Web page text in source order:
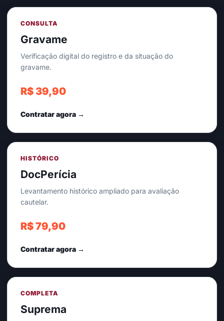
CONSULTA
Gravame
Verificação digital do registro e da situação do
gravame.
R$ 39,90
Contratar agora →
HISTÓRICO
DocPerícia
Levantamento histórico ampliado para avaliação
cautelar.
R$ 79,90
Contratar agora →
COMPLETA
Suprema